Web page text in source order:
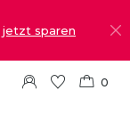
jetzt sparen
0